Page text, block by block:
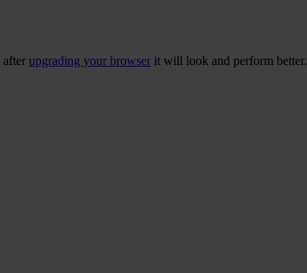
after upgrading your browser it will look and perform better.